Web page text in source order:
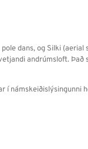
dans, og Silki (aerial
andrúmsloft.
í námskeiðislýsingunni